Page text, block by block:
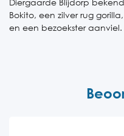
Diergaarde Blijdorp
Bokito, een zilver rug
en een bezoekster aanviel.